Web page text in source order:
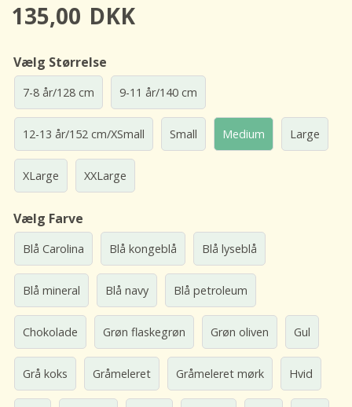
135,00 DKK
Vælg Størrelse
7-8 år/128 cm 9-11 år/140 cm
12-13 år/152 cm/XSmall Small Medium Large
XLarge XXLarge
Vælg Farve
Blå Carolina Blå kongeblå Blå lyseblå
Blå mineral Blå navy Blå petroleum
Chokolade Grøn flaskegrøn Grøn oliven Gul
Grå koks Gråmeleret Gråmeleret mørk Hvid